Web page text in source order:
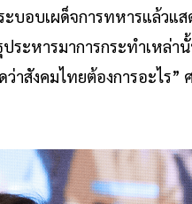
บอบเผด็จการทหารแล้วแ
ะหารมาการกระทำเหล่า
าสังคมไทยต้องการอะไร”